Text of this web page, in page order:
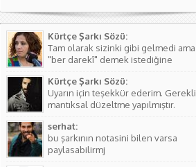
Kürtçe Şarkı Sözü:
Tam olarak sizinki gibi gelmedi ama
"ber darekî" demek istediğine
düzeltmede bulundum. Teşkkürler
Kürtçe Şarkı Sözü:
Uyarın için teşekkür ederim. Gerekli
mantıksal düzeltme yapılmıştır.
serhat:
bu şarkının notasini bilen varsa
paylasabilirmj